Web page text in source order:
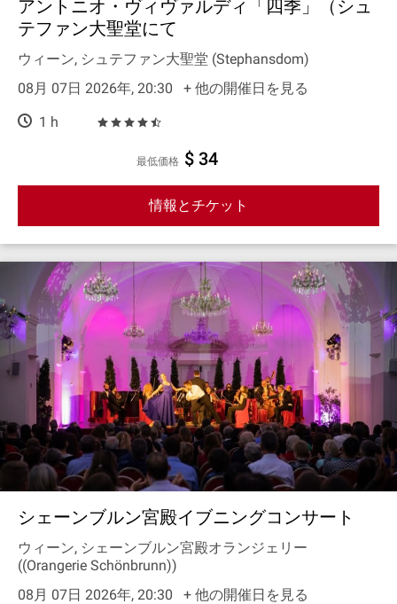
アントニオ・ヴィヴァルディ「四季」（シュ
テファン大聖堂にて
ウィーン, シュテファン大聖堂 (Stephansdom)
08月 07日 2026年, 20:30
+ 他の開催日を見る
1 h
最低価格 $ 34
情報とチケット
シェーンブルン宮殿イブニングコンサート
ウィーン, シェーンブルン宮殿オランジェリー
((Orangerie Schönbrunn))
08月 07日 2026年, 20:30
+ 他の開催日を見る